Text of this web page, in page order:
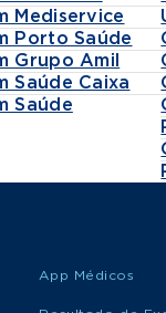
Mediservice
Porto Saúde
Grupo Amil
Saúde Caixa
Saúde
App Médicos